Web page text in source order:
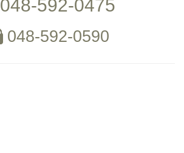
048-592-0475
048-592-0590